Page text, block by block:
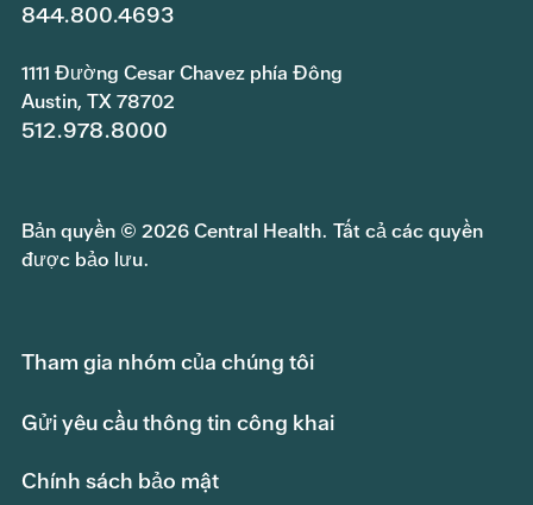
844.800.4693
1111 Đường Cesar Chavez phía Đông
Austin, TX 78702
512.978.8000
Bản quyền © 2026 Central Health. Tất cả các quyền
được bảo lưu.
Tham gia nhóm của chúng tôi
Gửi yêu cầu thông tin công khai
Chính sách bảo mật